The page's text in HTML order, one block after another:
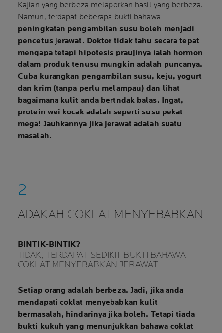
Kajian yang berbeza melaporkan hasil yang berbeza.
Namun, terdapat beberapa bukti bahawa
peningkatan pengambilan susu boleh menjadi
pencetus jerawat. Doktor tidak tahu secara tepat
mengapa tetapi hipotesis praujinya ialah hormon
dalam produk tenusu mungkin adalah puncanya.
Cuba kurangkan pengambilan susu, keju, yogurt
dan krim(tanpa perlu melampau) dan lihat
bagaimana kulit anda bertndak balas. Ingat,
protein wei kocak adalah seperti susu pekat
mega! Jauhkannya jika jerawat adalah suatu
masalah.
ADAKAH COKLAT MENYEBABKAN
BINTIK-BINTIK?
TIDAK, TERDAPAT SEDIKIT BUKTI BAHAWA
COKLAT MENYEBABKAN JERAWAT
Setiap orang adalah berbeza. Jadi, jika anda
mendapati coklat menyebabkan kulit
bermasalah, hindarinya jika boleh. Tetapitiada
bukti kukuh yang menunjukkan bahawa coklat